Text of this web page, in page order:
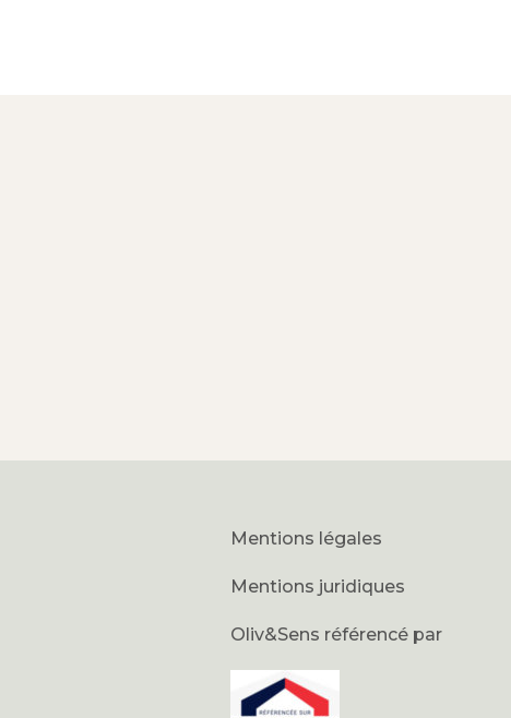
Mentions légales
Mentions juridiques
Oliv&Sens référencé par